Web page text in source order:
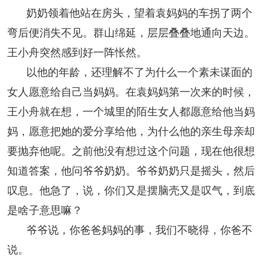
奶奶领着他站在房头，望着袁妈妈的车拐了两个
弯后便消失不见。群山绵延，层层叠叠地通向天边。
王小舟突然感到好一阵怅然。
以他的年龄，还理解不了为什么一个素未谋面的
女人愿意给自己当妈妈。在袁妈妈第一次来的时候，
王小舟就在想，一个城里的陌生女人都愿意给他当妈
妈，愿意把她的爱分享给他，为什么他的亲生母亲却
要抛弃他呢。之前他没有想过这个问题，现在他很想
知道答案，他问爷爷奶奶。爷爷奶奶只是摇头，然后
叹息。他急了，说，你们又是摆脑壳又是叹气，到底
是啥子意思嘛？
爷爷说，你爸爸妈妈的事，我们不晓得，你爸不
说。